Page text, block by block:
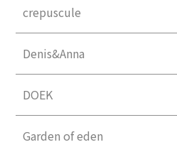
crepuscule
Denis&Anna
DOEK
Garden of eden